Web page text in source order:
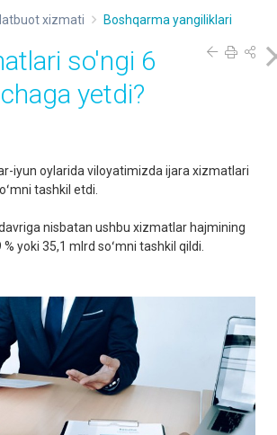
xizmati Boshqarma yangiliklari
so'ngi 6
yetdi?
iyun oylarida viloyatimizda ijara xizmatlari
tashkil etdi.
nisbatan ushbu xizmatlar hajmining
% yoki 35,1 mlrd soʻmni tashkil qildi.